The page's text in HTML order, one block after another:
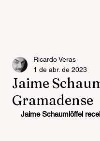
Jaime
Gramadense
Ricardo Veras
1 de abr. de 2023
Jaime Schaumlöffel